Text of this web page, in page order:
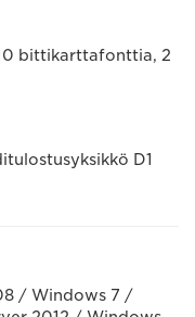
bittikarttafonttia, 2
D1
/ Windows 7 /